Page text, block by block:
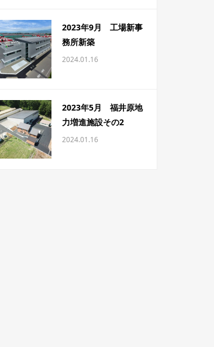
2023年9月 工場新事
務所新築
2024.01.16
2023年5月 福井原地
力増進施設その2
2024.01.16